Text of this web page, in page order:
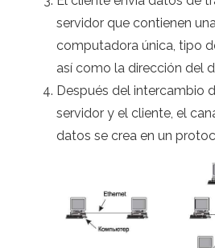
servidor que contienen
computadora única, tipo
así como la dirección del
Después del intercambio
servidor y el cliente, el
datos se crea en un